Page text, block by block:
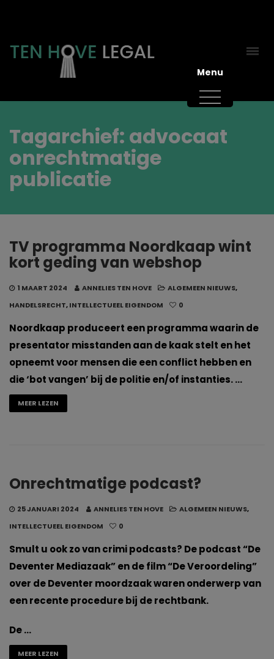
Tagarchief: advocaat
onrechtmatige
publicatie
TV programma Noordkaap wint
kort geding van webshop
1 MAART 2024 ANNELIES TEN HOVE ALGEMEEN NIEUWS,
HANDELSRECHT,INTELLECTUEEL EIGENDOM 0
Noordkaap produceert een programma waarin de
presentator misstanden aan de kaak stelt en het
opneemt voor mensen die een conflict hebben en
die ‘bot vangen’ bij de politie en/of instanties. …
MEER LEZEN
Onrechtmatige podcast?
25 JANUARI 2024 ANNELIES TEN HOVE ALGEMEEN NIEUWS,
INTELLECTUEEL EIGENDOM
0
Smult u ook zo van crimi podcasts? De podcast “De
Deventer Mediazaak” en de film “De Veroordeling”
over de Deventer moordzaak waren onderwerp van
een recente procedure bij de rechtbank.
De …
MEER LEZEN
Menu